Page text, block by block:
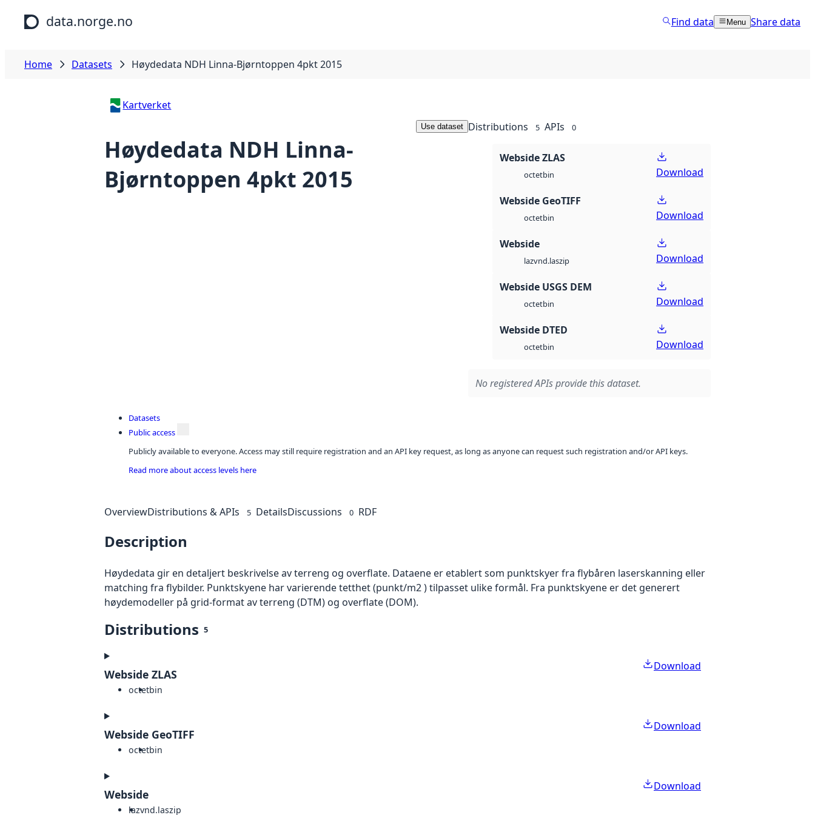
Skip to main content
data.norge.no Find data Menu Share data
Home Datasets Høydedata NDH Linna-Bjørntoppen 4pkt 2015
Kartverket
Høydedata NDH Linna-
Bjørntoppen 4pkt 2015
Use dataset Distributions 5 APIs 0
Webside ZLAS
octetbin Download
Webside GeoTIFF
octetbin Download
Webside
lazvnd.laszip Download
Webside USGS DEM
octetbin Download
Webside DTED
octetbin Download
No registered APIs provide this dataset.
Datasets
Public access
Publicly available to everyone. Access may still require registration and an API key request, as long as anyone can request such registration and/or API keys.
Read more about access levels here
OverviewDistributions & APIs 5 DetailsDiscussions 0 RDF
Description
Høydedata gir en detaljert beskrivelse av terreng og overflate. Dataene er etablert som punktskyer fra flybåren laserskanning eller
matching fra flybilder. Punktskyene har varierende tetthet (punkt/m2 ) tilpasset ulike formål. Fra punktskyene er det generert
høydemodeller på grid-format av terreng (DTM) og overflate (DOM).
Distributions 5
Webside ZLAS
octetbin
Download
Webside GeoTIFF
octetbin
Download
Webside
lazvnd.laszip
Download